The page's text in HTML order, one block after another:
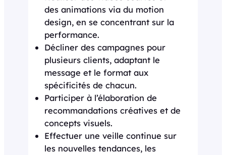
des animations via du motion
design, en se concentrant sur la
performance.
Décliner des campagnes pour
plusieurs clients, adaptant le
message et le format aux
spécificités de chacun.
Participer à l’élaboration de
recommandations créatives et de
concepts visuels.
Effectuer une veille continue sur
les nouvelles tendances, les